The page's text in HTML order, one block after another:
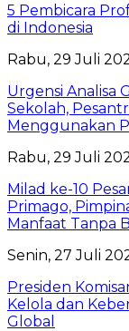
5 Pembicara
di Indonesia
Rabu, 29 Juli
Urgensi Analisa
Sekolah,
Menggunakan
Rabu, 29 Juli
Milad ke-10
Primago,
Manfaat Tanpa
Senin, 27 Juli
Presiden
Kelola dan
Global